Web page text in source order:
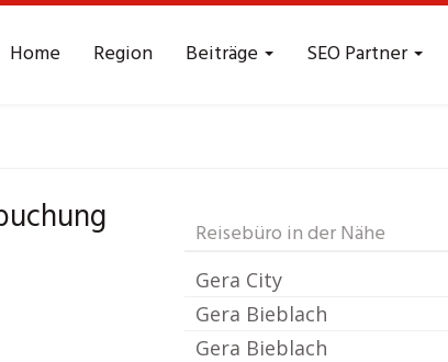
Home Region Beiträge SEO Partner
City
Reisebüro in der Nähe
Gera City
Gera Bieblach
Gera Bieblach